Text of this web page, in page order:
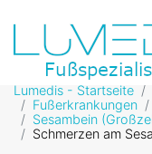
Lumedis - Startseite
Fußerkrankungen
Sesambein
Schmerzen am